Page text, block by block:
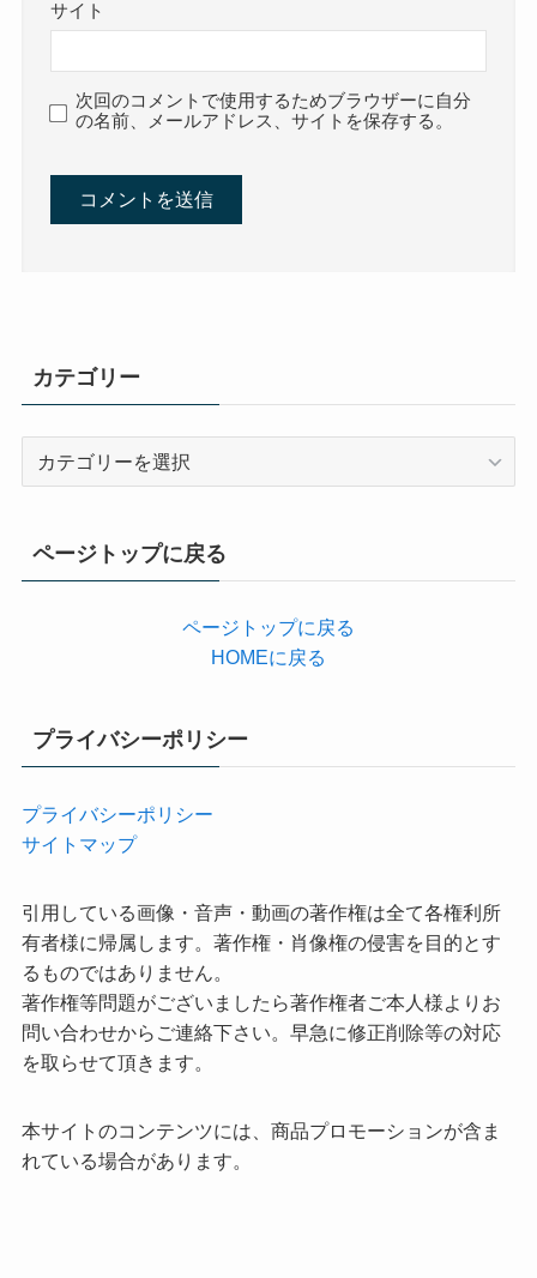
サイト
次回のコメントで使用するためブラウザーに自分
の名前、メールアドレス、サイトを保存する。
カテゴリー
ページトップに戻る
ページトップに戻る
HOMEに戻る
プライバシーポリシー
プライバシーポリシー
サイトマップ
引用している画像・音声・動画の著作権は全て各権利所
有者様に帰属します。著作権・肖像権の侵害を目的とす
るものではありません。
著作権等問題がございましたら著作権者ご本人様よりお
問い合わせからご連絡下さい。早急に修正削除等の対応
を取らせて頂きます。
本サイトのコンテンツには、商品プロモーションが含ま
れている場合があります。